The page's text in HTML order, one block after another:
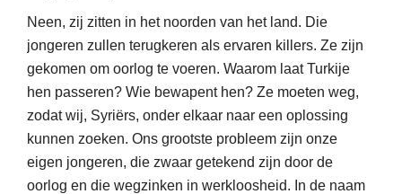
Neen, zij zitten in het noorden van het land. Die
jongeren zullen terugkeren als ervaren killers. Ze zijn
gekomen om oorlog te voeren. Waarom laat Turkije
hen passeren? Wie bewapent hen? Ze moeten weg,
zodat wij, Syriërs, onder elkaar naar een oplossing
kunnen zoeken. Ons grootste probleem zijn onze
eigen jongeren, die zwaar getekend zijn door de
oorlog en die wegzinken in werkloosheid. In de naam